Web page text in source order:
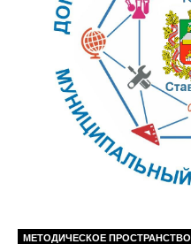
МЕТОДИЧЕСКОЕ ПРОСТРАНСТВО